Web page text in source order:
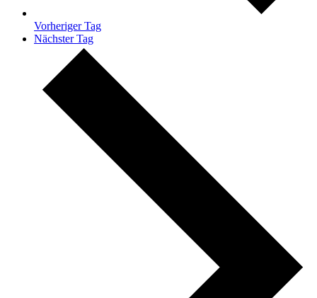
Vorheriger Tag
Nächster Tag